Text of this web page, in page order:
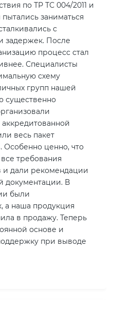
по ТР ТС 004/2011 и
заниматься
с
задержек. После
процесс стал
Специалисты
схему
групп нашей
существенно
весь пакет
Особенно ценно, что
требования
и дали рекомендации
документации. В
были
а наша продукция
в продажу. Теперь
основе и
при выводе